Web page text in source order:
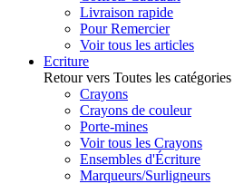
Livraison rapide
Pour Remercier
Voir tous les articles
Ecriture
Retour vers Toutes les catégories
Crayons
Crayons de couleur
Porte-mines
Voir tous les Crayons
Ensembles d'Écriture
Marqueurs/Surligneurs